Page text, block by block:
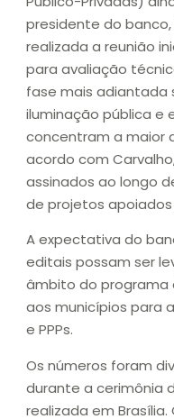
presidente do banco,
realizada a reunião
para avaliação
fase mais adiantada
iluminação pública e
concentram a maior
acordo com
assinados ao longo
de projetos
A expectativa do
editais possam ser
âmbito do programa
aos municípios para
e PPPs.
Os números foram
durante a cerimônia
realizada em